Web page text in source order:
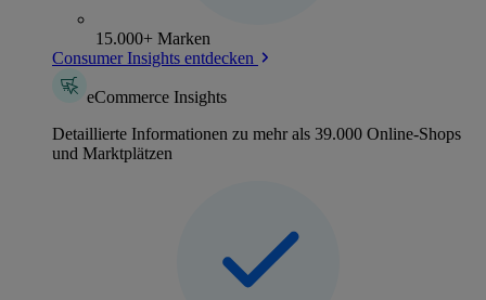
15.000+ Marken
Consumer Insights entdecken
eCommerce Insights
Detaillierte Informationen zu mehr als 39.000 Online-Shops
und Marktplätzen